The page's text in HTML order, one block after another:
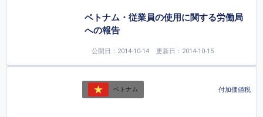
ベトナム・従業員の使用に関する労働局
への報告
公開日：2014-10-14 更新日：2014-10-15
ベトナム 付加価値税